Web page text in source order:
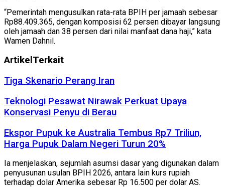
“Pemerintah mengusulkan rata-rata BPIH per jamaah sebesar
Rp88.409.365, dengan komposisi 62 persen dibayar langsung
oleh jamaah dan 38 persen dari nilai manfaat dana haji,” kata
Wamen Dahnil.
Artikel Terkait
Tiga Skenario Perang Iran
Teknologi Pesawat Nirawak Perkuat Upaya
Konservasi Penyu di Berau
Ekspor Pupuk ke Australia Tembus Rp7 Triliun,
Harga Pupuk Dalam Negeri Turun 20%
Ia menjelaskan, sejumlah asumsi dasar yang digunakan dalam
penyusunan usulan BPIH 2026, antara lain kurs rupiah
terhadap dolar Amerika sebesar Rp 16.500 per dolar AS.